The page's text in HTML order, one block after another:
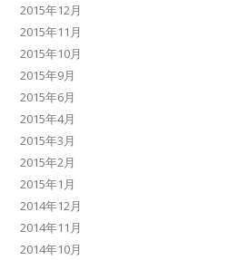
2015年12月
2015年11月
2015年10月
2015年9月
2015年6月
2015年4月
2015年3月
2015年2月
2015年1月
2014年12月
2014年11月
2014年10月